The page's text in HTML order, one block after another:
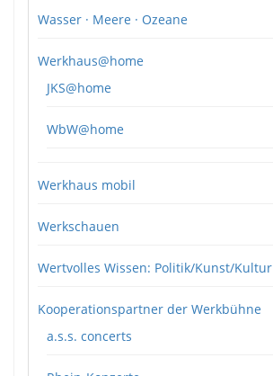
Wasser · Meere · Ozeane
Werkhaus@home
JKS@home
WbW@home
Werkhaus mobil
Werkschauen
Wertvolles Wissen: Politik/Kunst/Kultur
Kooperationspartner der Werkbühne
a.s.s. concerts